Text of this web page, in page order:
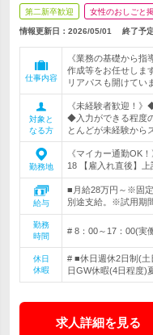
第二新卒歓迎 女性のおしごと
情報更新日：2026/05/01 終了予
仕事内容
《業務の基礎から
作成等をお任せしま
リアパスも開けてい
対象と
なる方
《未経験者歓迎！
◆入力ができる程度
とんどが未経験から
勤務地
《マイカー通勤OK
18 【雇入れ直後】
給与
■月給28万円～※固
別途支給。※試用期
勤務
時間
# 8：00～17：00(実
休日
休暇
# ■休日週休2日制(
日GW休暇(4日程度)
求人詳細を見る